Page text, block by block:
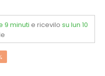
9 minuti e ricevilo su lun 10